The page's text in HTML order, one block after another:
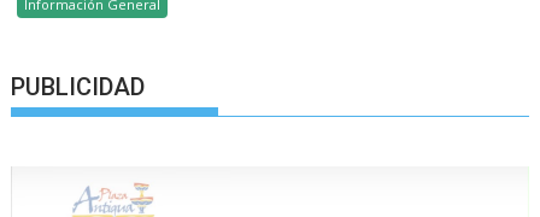
Información General
PUBLICIDAD